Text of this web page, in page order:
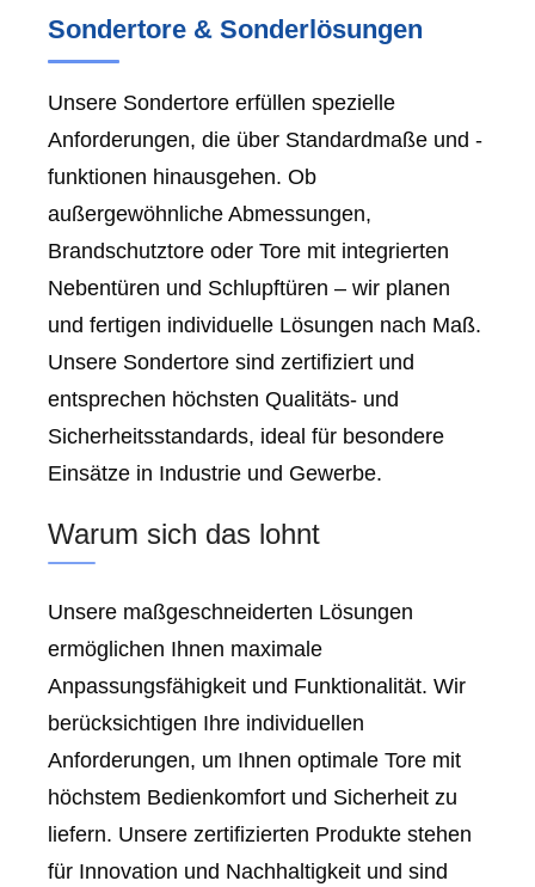
Sondertore & Sonderlösungen
Unsere Sondertore erfüllen spezielle
Anforderungen, die über Standardmaße und -
funktionen hinausgehen. Ob
außergewöhnliche Abmessungen,
Brandschutztore oder Tore mit integrierten
Nebentüren und Schlupftüren – wir planen
und fertigen individuelle Lösungen nach Maß.
Unsere Sondertore sind zertifiziert und
entsprechen höchsten Qualitäts- und
Sicherheitsstandards, ideal für besondere
Einsätze in Industrie und Gewerbe.
Warum sich das lohnt
Unsere maßgeschneiderten Lösungen
ermöglichen Ihnen maximale
Anpassungsfähigkeit und Funktionalität. Wir
berücksichtigen Ihre individuellen
Anforderungen, um Ihnen optimale Tore mit
höchstem Bedienkomfort und Sicherheit zu
liefern. Unsere zertifizierten Produkte stehen
für Innovation und Nachhaltigkeit und sind